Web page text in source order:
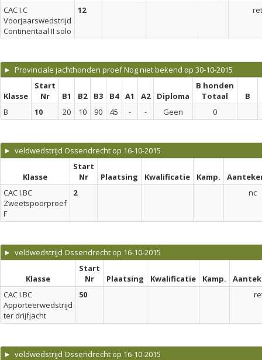
CAC I.C
Voorjaarswedstrijd
Continentaal II solo
12 ret
► Provinciale jachthonden proef Nog niet bekend op 30-10-2015
Klasse
Start
Nr
B1 B2 B3 B4 A1 A2 Diploma
B honden
Totaal
B
B
10 20 10 90 45 - - Geen 0
► veldwedstrijd Ossendrecht op 16-10-2015
Klasse
Start
Nr
Plaatsing Kwalificatie Kamp.
CAC I.BC
Zweetspoorproef
F
2 nc
► veldwedstrijd Ossendrecht op 16-10-2015
Klasse
Start
Nr
Plaatsing Kwalificatie Kamp.
CAC I.BC
Apporteerwedstrijd
ter drijfjacht
50
► veldwedstrijd Ossendrecht op 16-10-2015